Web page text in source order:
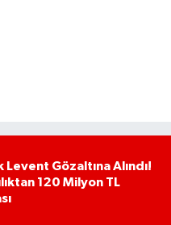
Levent Gözaltına Alındı!
120 Milyon TL